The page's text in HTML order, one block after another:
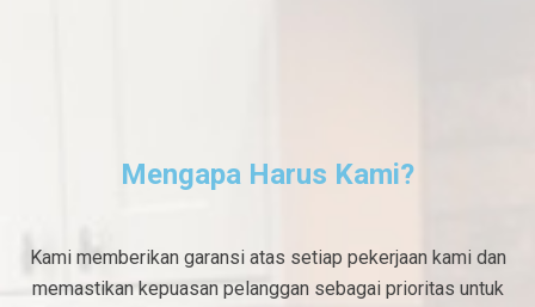
Mengapa Harus Kami?
Kami memberikan garansi atas setiap pekerjaan kami dan
memastikan kepuasan pelanggan sebagai prioritas untuk